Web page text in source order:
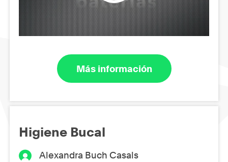
Más información
Higiene Bucal
Alexandra Buch Casals